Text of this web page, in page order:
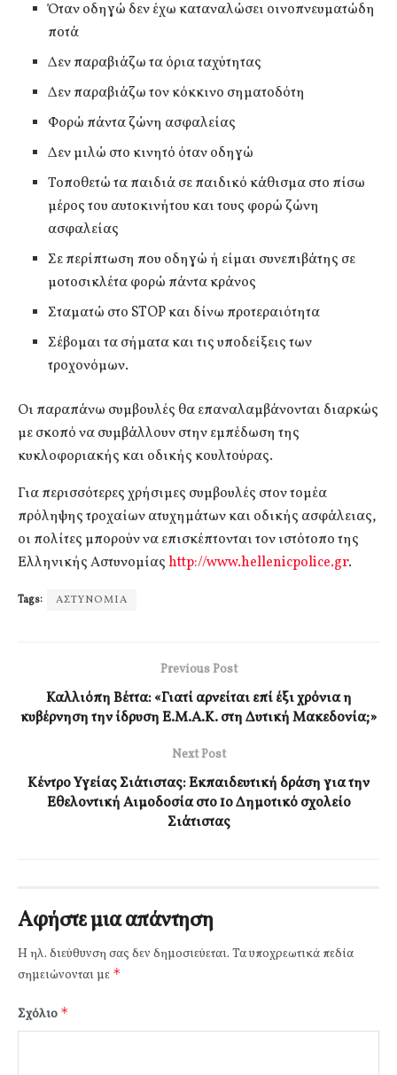
Όταν οδηγώ δεν έχω καταναλώσει οινοπνευματώδη
ποτά
Δεν παραβιάζω τα όρια ταχύτητας
Δεν παραβιάζω τον κόκκινο σηματοδότη
Φορώ πάντα ζώνη ασφαλείας
Δεν μιλώ στο κινητό όταν οδηγώ
Τοποθετώ τα παιδιά σε παιδικό κάθισμα στο πίσω
μέρος του αυτοκινήτου και τους φορώ ζώνη
ασφαλείας
Σε περίπτωση που οδηγώ ή είμαι συνεπιβάτης σε
μοτοσικλέτα φορώ πάντα κράνος
Σταματώ στο STOP και δίνω προτεραιότητα
Σέβομαι τα σήματα και τις υποδείξεις των
τροχονόμων.
Οι παραπάνω συμβουλές θα επαναλαμβάνονται διαρκώς
με σκοπό να συμβάλλουν στην εμπέδωση της
κυκλοφοριακής και οδικής κουλτούρας.
Για περισσότερες χρήσιμες συμβουλές στον τομέα
πρόληψης τροχαίων ατυχημάτων και οδικής ασφάλειας,
οι πολίτες μπορούν να επισκέπτονται τον ιστότοπο της
Ελληνικής Αστυνομίαςhttp://www.hellenicpolice.gr.
Tags: ΑΣΤΥΝΟΜΙΑ
Previous Post
Καλλιόπη Βέττα: «Γιατί αρνείται επί έξι χρόνια η
κυβέρνηση την ίδρυση Ε.Μ.Α.Κ. στη Δυτική Μακεδονία;»
Next Post
Κέντρο Υγείας Σιάτιστας: Εκπαιδευτική δράση για την
Εθελοντική Αιμοδοσία στο 1ο Δημοτικό σχολείο
Σιάτιστας
Αφήστε μια απάντηση
Η ηλ. διεύθυνση σας δεν δημοσιεύεται. Τα υποχρεωτικά πεδία
σημειώνονται με *
Σχόλιο *